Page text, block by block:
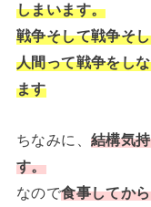
しまいます。
戦争そして戦争そ
人間って戦争をし
ます
ちなみに、 結構気
す。
なので食事してか